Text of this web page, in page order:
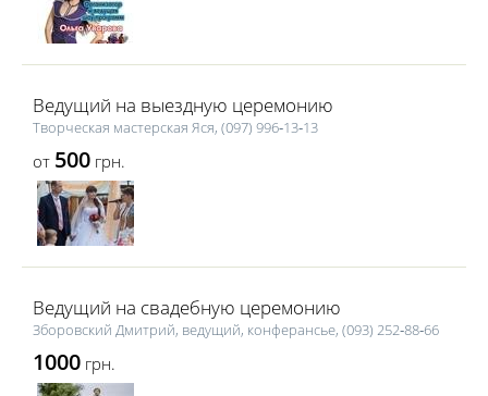
Ведущий на выездную церемонию
Творческая мастерская Яся, (097) 996‑13‑13
от 500 грн.
Ведущий на свадебную церемонию
Зборовский Дмитрий, ведущий, конферансье, (093) 252‑88‑66
1000 грн.